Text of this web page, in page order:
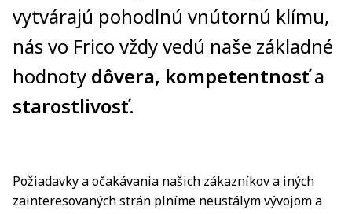
vytvárajú pohodlnú vnútornú klímu,
nás vo Frico vždy vedú naše základné
hodnoty dôvera, kompetentnosťa
starostlivosť.
Požiadavky a očakávania našich zákazníkov a iných
zainteresovaných strán plníme neustálym vývojom a